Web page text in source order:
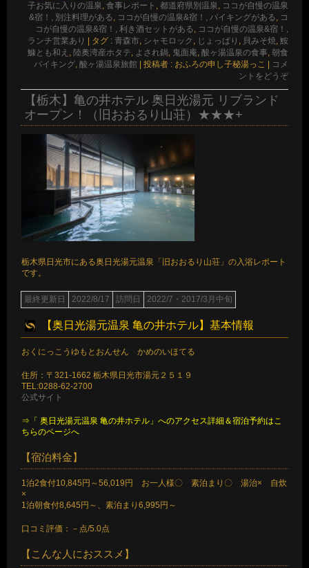
子お気に入りの温泉, 食事レポート , 都道府県別温泉, ココが自慢の温泉
&宿！, 別注料理がある, ココが自慢の温泉&宿！, バイキングがある, コ
コが自慢の温泉&宿！, 利き酒セットがある, ココが自慢の温泉&宿！,
ランチ営業あり
タグ : 青森市, シャモロック , じょっぱり , 貝みそ焼, 鮟
鱇とも和え , 陸奥湾産ホタテ, よされ鍋, 鬼面庵, 酸ヶ湯温泉の食事, 朝食
バイキング, 酸ヶ湯温泉旅館 投稿者 : おふろの申し子秘湯っこ
コメ
ントをどうぞ
【栃木】亀の井ホテル 奥日光湯元 リブランド
オープン！（旧おおるり山荘）★★★+
栃木県日光市にある奥日光湯元温泉「旧おおるり山荘」の入浴レポート
です。
最終更新日 2022/8/17 訪問日 2022/7・2017/3月中旬
【奥日光湯元温泉 亀の井ホテル】基本情報
おくにっこうゆもとおんせん かめのいほてる
住所：〒321-1662 栃木県日光市湯元２５１９
TEL:0288-62-2700
公式サイト
⇒「 奥日光湯元温泉 亀の井ホテル」へのアクセス詳細＆宿泊予約はこ
ちらのページへ
【宿泊料金】
1泊2食付10,845円～56,019円 お一人様〇 素泊まり〇 湯治× 自炊
×
1泊朝食付8,645円～、素泊まり6,995円～
口コミ評価：－点/5.0点
【こんな人におススメ】